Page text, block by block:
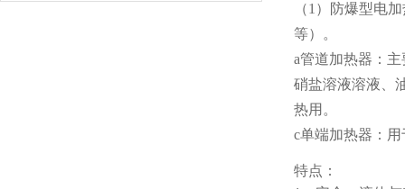
（1）防爆型电
等）。
a管道加热器：
硝盐溶液溶液、
热用。
c单端加热器：
特点：